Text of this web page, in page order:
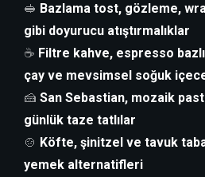
🥪 Bazlama tost, gözleme,
gibi doyurucu atıştırmalıklar
☕ Filtre kahve, espresso
çay ve mevsimsel soğuk
🍰 San Sebastian, mozaik
günlük taze tatlılar
🍲 Köfte, şinitzel ve tavuk
yemek alternatifleri